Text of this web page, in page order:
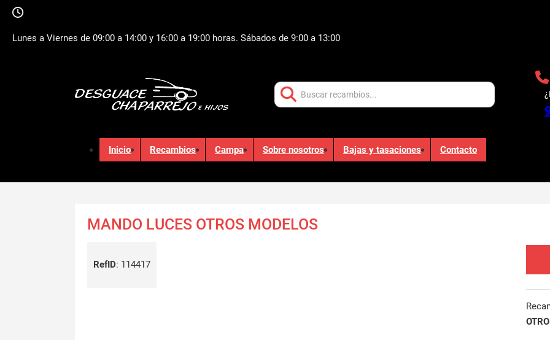
Lunes a Viernes de 09:00 a 14:00 y 16:00 a 19:00 horas. Sábados de 9:00 a 13:00
Inicio Recambios Campa Sobre nosotros Bajas y tasaciones Contacto
MANDO LUCES OTROS MODELOS
RefID: 114417